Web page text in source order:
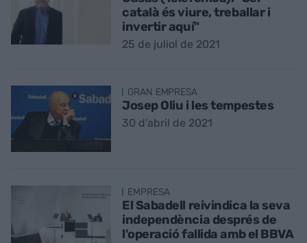
català és viure, treballar i
invertir aquí"
25 de juliol de 2021
GRAN EMPRESA
Josep Oliu i les tempestes
30 d’abril de 2021
EMPRESA
El Sabadell reivindica la seva
independència després de
l'operació fallida amb el BBVA